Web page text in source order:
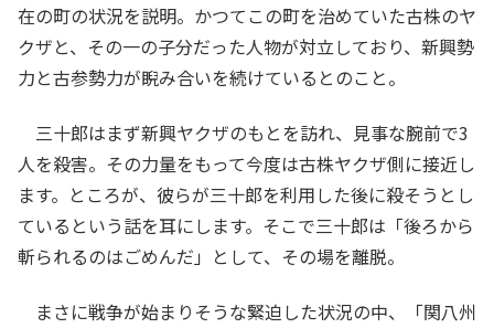
在の町の状況を説明。かつてこの町を治めていた古株のヤ
クザと、その一の子分だった人物が対立しており、新興勢
力と古参勢力が睨み合いを続けているとのこと。
三十郎はまず新興ヤクザのもとを訪れ、見事な腕前で3
人を殺害。その力量をもって今度は古株ヤクザ側に接近し
ます。ところが、彼らが三十郎を利用した後に殺そうとし
ているという話を耳にします。そこで三十郎は「後ろから
斬られるのはごめんだ」として、その場を離脱。
まさに戦争が始まりそうな緊迫した状況の中、「関八州